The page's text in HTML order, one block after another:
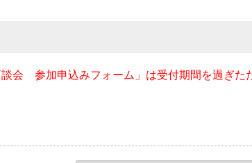
会 参加申込みフォーム」は受付期間を過ぎた